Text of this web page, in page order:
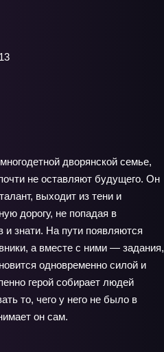
дворянской семье,
не оставляют будущего. Он
выходит из тени и
дорогу, не попадая в
и знати. На пути появляются
а вместе с ними — задания,
одновременно силой и
герой собирает людей
то, чего у него не было в
он сам.